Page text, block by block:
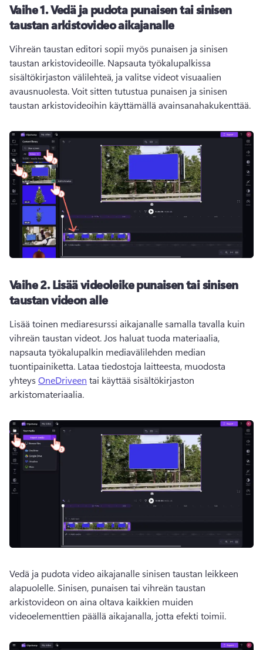
Vaihe 1.Vedä ja pudota punaisen tai sinisen
taustan arkistovideo aikajanalle
Vihreän taustan editori sopii myös punaisen ja sinisen
taustan arkistovideoille. Napsauta työkalupalkissa
sisältökirjaston välilehteä, ja valitse videot visuaalien
avausnuolesta. Voit sitten tutustua punaisen ja sinisen
taustan arkistovideoihin käyttämällä avainsanahakukenttää.
Vaihe 2.Lisää videoleike punaisen tai sinisen
taustan videon alle
Lisää toinen mediaresurssi aikajanalle samalla tavalla kuin
vihreän taustan videot. Jos haluat tuoda materiaalia,
napsauta työkalupalkin mediavälilehden median
tuontipainiketta. Lataa tiedostoja laitteesta, muodosta
yhteys OneDriveen tai käyttää sisältökirjaston
arkistomateriaalia.
Vedä ja pudota video aikajanalle sinisen taustan leikkeen
alapuolelle. Sinisen, punaisen tai vihreän taustan
arkistovideon on aina oltava kaikkien muiden
videoelementtien päällä aikajanalla, jotta efekti toimii.